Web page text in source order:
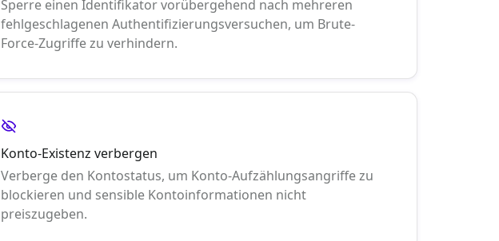
Sperre einen Identifikator vorübergehend nach mehreren
fehlgeschlagenen Authentifizierungsversuchen, um Brute-
Force-Zugriffe zu verhindern.
Konto-Existenz verbergen
Verberge den Kontostatus, um Konto-Aufzählungsangriffe zu
blockieren und sensible Kontoinformationen nicht
preiszugeben.